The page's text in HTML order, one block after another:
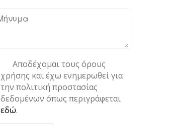
Αποδέχομαι τους όρους
χρήσης και έχω ενημερωθεί για
την πολιτική προστασίας
δεδομένων όπως περιγράφεται
εδώ.